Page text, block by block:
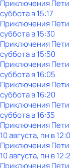
Приключения
субботав15:17
Приключения
субботав15:30
Приключения
субботав15:50
Приключения
субботав16:05
Приключения
субботав16:20
Приключения
субботав16:35
Приключения
10 августа, пн в
Приключения
10 августа, пн в
Приключения